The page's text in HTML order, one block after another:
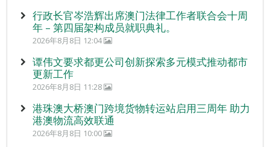
行政长官岑浩辉出席澳门法律工作者联合会十周
年 – 第四届架构成员就职典礼。
2026年8月8日 12:04
谭伟文要求都更公司创新探索多元模式推动都市
更新工作
2026年8月8日 11:28
港珠澳大桥澳门跨境货物转运站启用三周年 助力
港澳物流高效联通
2026年8月8日 10:00